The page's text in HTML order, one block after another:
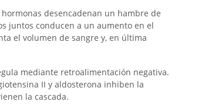
desencadenan un hambre de
juntos conducen a un aumento en el
el volumen de sangre y, en última
mediante retroalimentación negativa.
II y aldosterona inhiben la
la cascada.